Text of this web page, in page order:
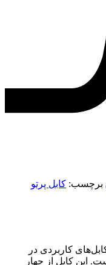
برچسب: کابل پرتو
یکی از کابل‌های کاربردی در
این کابل از چهار